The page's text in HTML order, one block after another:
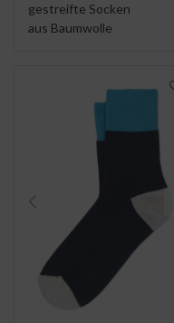
gestreifte Socken
aus Baumwolle